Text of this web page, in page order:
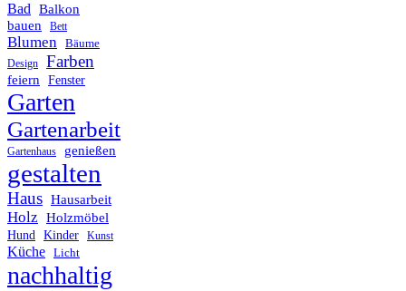
Bad
Balkon
bauen
Bett
Blumen Bäume
Design Farben
feiern Fenster
Garten
Gartenarbeit
Gartenhaus genießen
gestalten
Haus Hausarbeit
Holz Holzmöbel
Hund Kinder Kunst
Küche Licht
nachhaltig